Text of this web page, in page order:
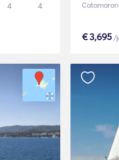
4 4 Catamaran
€3,695 /